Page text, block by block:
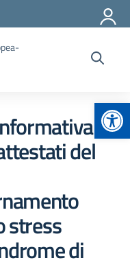
del
stress
di